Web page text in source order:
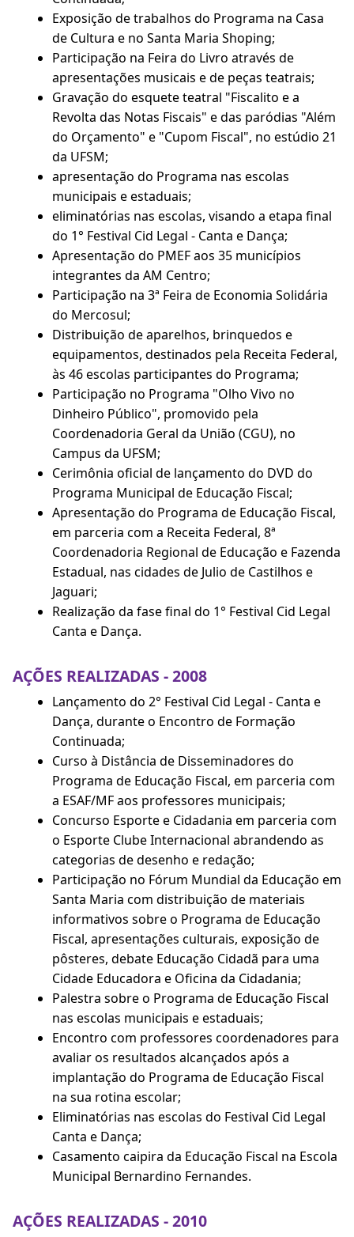
Exposição de trabalhos do Programa na Casa
de Cultura e no Santa Maria Shoping;
Participação na Feira do Livro através de
apresentações musicais e de peças teatrais;
Gravação do esquete teatral "Fiscalito e a
Revolta das Notas Fiscais" e das paródias "Além
do Orçamento" e "Cupom Fiscal", no estúdio 21
da UFSM;
apresentação do Programa nas escolas
municipais e estaduais;
eliminatórias nas escolas, visando a etapa final
do 1° Festival Cid Legal - Canta e Dança;
Apresentação do PMEF aos 35 municípios
integrantes da AM Centro;
Participação na 3ª Feira de Economia Solidária
do Mercosul;
Distribuição de aparelhos, brinquedos e
equipamentos, destinados pela Receita Federal,
às 46 escolas participantes do Programa;
Participação no Programa "Olho Vivo no
Dinheiro Público", promovido pela
Coordenadoria Geral da União (CGU), no
Campus da UFSM;
Cerimônia oficial de lançamento do DVD do
Programa Municipal de Educação Fiscal;
Apresentação do Programa de Educação Fiscal,
em parceria com a Receita Federal, 8ª
Coordenadoria Regional de Educação e Fazenda
Estadual, nas cidades de Julio de Castilhos e
Jaguari;
Realização da fase final do 1° Festival Cid Legal
Canta e Dança.
AÇÕES REALIZADAS - 2008
Lançamento do 2° Festival Cid Legal - Canta e
Dança, durante o Encontro de Formação
Continuada;
Curso à Distância de Disseminadores do
Programa de Educação Fiscal, em parceria com
a ESAF/MF aos professores municipais;
Concurso Esporte e Cidadania em parceria com
o Esporte Clube Internacional abrandendo as
categorias de desenho e redação;
Participação no Fórum Mundial da Educação em
Santa Maria com distribuição de materiais
informativos sobre o Programa de Educação
Fiscal, apresentações culturais, exposição de
pôsteres, debate Educação Cidadã para uma
Cidade Educadora e Oficina da Cidadania;
Palestra sobre o Programa de Educação Fiscal
nas escolas municipais e estaduais;
Encontro com professores coordenadores para
avaliar os resultados alcançados após a
implantação do Programa de Educação Fiscal
na sua rotina escolar;
Eliminatórias nas escolas do Festival Cid Legal
Canta e Dança;
Casamento caipira da Educação Fiscal na Escola
Municipal Bernardino Fernandes.
AÇÕES REALIZADAS - 2010